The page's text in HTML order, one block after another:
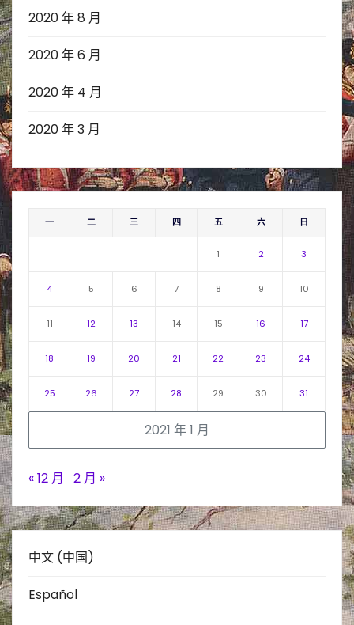
2020 年 8 月
2020 年 6 月
2020 年 4 月
2020 年 3 月
2021 年 1 月
一 二 三 四 五 六 日
1 2 3
4 5 6 7 8 9 10
11 12 13 14 15 16 17
18 19 20 21 22 23 24
25 26 27 28 29 30 31
« 12 月 2 月 »
中文 (中国)
Español